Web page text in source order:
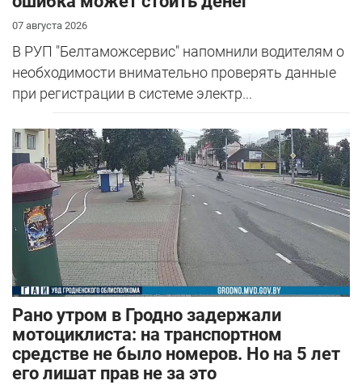
07 августа 2026
В РУП "Белтаможсервис" напомнили водителям о
необходимости внимательно проверять данные
при регистрации в системе электр...
Рано утром в Гродно задержали
мотоциклиста: на транспортном
средстве не было номеров. Но на 5 лет
его лишат прав не за это